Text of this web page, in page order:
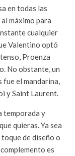
en todas las
máximo para
cualquier
Valentino optó
Proenza
No obstante, un
fue el mandarina,
y Saint Laurent.
temporada y
quieras. Ya sea
de diseño o
es